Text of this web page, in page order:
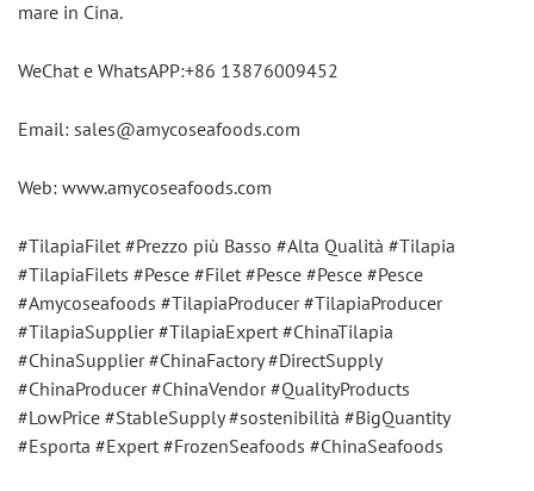
mare in Cina.
WeChat e WhatsAPP:+86 13876009452
Email: sales@amycoseafoods.com
Web: www.amycoseafoods.com
#TilapiaFilet #Prezzo più Basso #Alta Qualità #Tilapia
#TilapiaFilets #Pesce #Filet #Pesce #Pesce #Pesce
#Amycoseafoods #TilapiaProducer #TilapiaProducer
#TilapiaSupplier #TilapiaExpert #ChinaTilapia
#ChinaSupplier #ChinaFactory #DirectSupply
#ChinaProducer #ChinaVendor #QualityProducts
#LowPrice #StableSupply #sostenibilità #BigQuantity
#Esporta #Expert #FrozenSeafoods #ChinaSeafoods